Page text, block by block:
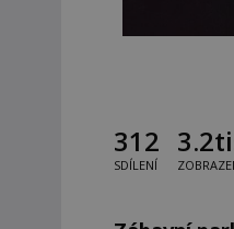
312
SDÍLENÍ